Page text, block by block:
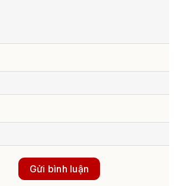
Gửi bình luận